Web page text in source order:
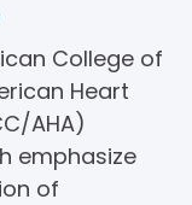
College of
Heart
AHA)
emphasize
of